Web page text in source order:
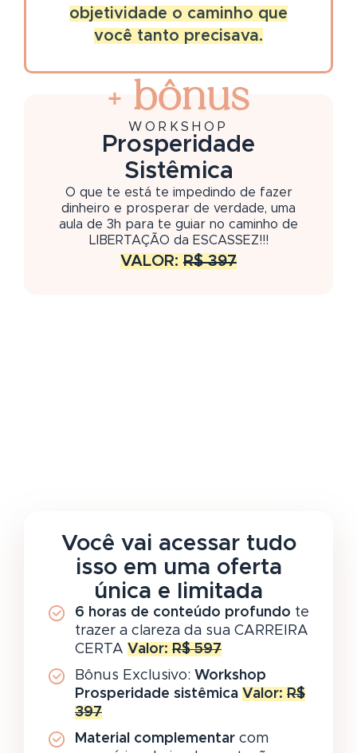
objetividade o caminho que
você tanto precisava.
+ bônus
WORKSHOP
Prosperidade
Sistêmica
O que te está te impedindo de fazer
dinheiro e prosperar de verdade, uma
aula de 3h para te guiar no caminho de
LIBERTAÇÃO da ESCASSEZ!!!
VALOR: R$ 397
Você vai acessar tudo
isso em uma oferta
única e limitada
6 horas de conteúdo profundo te
trazer a clareza da sua CARREIRA
CERTA Valor: R$ 597
Bônus Exclusivo: Workshop
Prosperidade sistêmica Valor: R$
397
Material complementar com